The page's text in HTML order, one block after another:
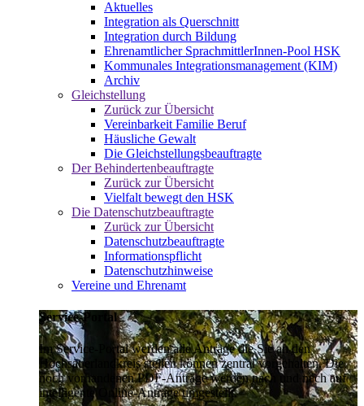
Aktuelles
Integration als Querschnitt
Integration durch Bildung
Ehrenamtlicher SprachmittlerInnen-Pool HSK
Kommunales Integrationsmanagement (KIM)
Archiv
Gleichstellung
Zurück zur Übersicht
Vereinbarkeit Familie Beruf
Häusliche Gewalt
Die Gleichstellungsbeauftragte
Der Behindertenbeauftragte
Zurück zur Übersicht
Vielfalt bewegt den HSK
Die Datenschutzbeauftragte
Zurück zur Übersicht
Datenschutzbeauftragte
Informationspflicht
Datenschutzhinweise
Vereine und Ehrenamt
Service-Portal
Im Service-Portal werden alle Anträge die Sie an den
Hochsauerlandkreis stellen können zentral vorgehalten. Die
noch vorhandenen PDF-Anträge werden nach und nach auf
intelligente Online-Anträge umgestellt.